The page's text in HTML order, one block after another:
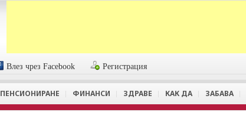
Влез чрез Facebook Регистрация
ПЕНСИОНИРАНЕ ФИНАНСИ ЗДРАВЕ КАК ДА ЗАБАВА